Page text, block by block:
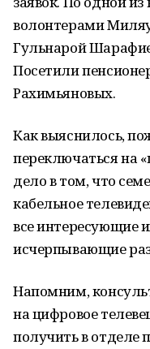
волонтерами
Гульнарой
Посетили
Рахимьяновых.
Как выяснилось,
переключаться на
дело в том, что
кабельное
все интересующие
исчерпывающие
Напомним,
на цифровое
получить в отделе